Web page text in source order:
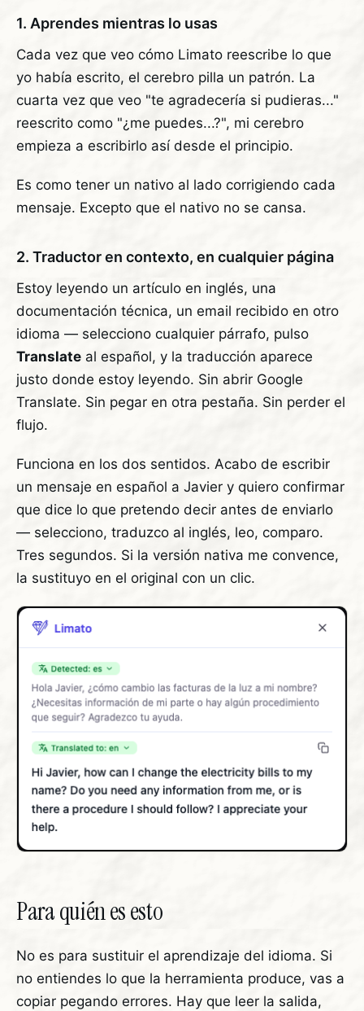
1. Aprendes mientras lo usas
Cada vez que veo cómo Limato reescribe lo que
yo había escrito, el cerebro pilla un patrón. La
cuarta vez que veo "te agradecería si pudieras..."
reescrito como "¿me puedes...?", mi cerebro
empieza a escribirlo así desde el principio.
Es como tener un nativo al lado corrigiendo cada
mensaje. Excepto que el nativo no se cansa.
2. Traductor en contexto, en cualquier página
Estoy leyendo un artículo en inglés, una
documentación técnica, un email recibido en otro
idioma — selecciono cualquier párrafo, pulso
Translate al español, y la traducción aparece
justo donde estoy leyendo. Sin abrir Google
Translate. Sin pegar en otra pestaña. Sin perder el
flujo.
Funciona en los dos sentidos. Acabo de escribir
un mensaje en español a Javier y quiero confirmar
que dice lo que pretendo decir antes de enviarlo
— selecciono, traduzco al inglés, leo, comparo.
Tres segundos. Si la versión nativa me convence,
la sustituyo en el original con un clic.
Para quién es esto
No es para sustituir el aprendizaje del idioma. Si
no entiendes lo que la herramienta produce, vas a
copiar pegando errores. Hay que leer la salida,